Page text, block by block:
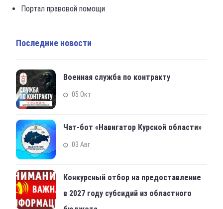
Портал правовой помощи
Последние новости
Военная служба по контракту
05 Окт
Чат-бот «Навигатор Курской области»
03 Авг
Конкурсный отбор на предоставление
в 2027 году субсидий из областного